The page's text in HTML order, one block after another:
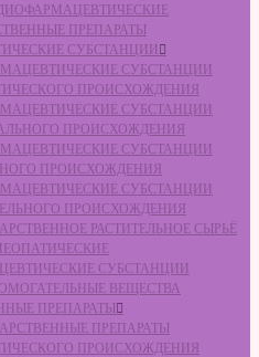
ПРЕПАРАТЫ
СУБСТАНЦИИ
СУБСТАНЦИИ
ПРОИСХОЖДЕНИЯ
СУБСТАНЦИИ
ПРОИСХОЖДЕНИЯ
СУБСТАНЦИИ
ПРОИСХОЖДЕНИЯ
СУБСТАНЦИИ
ПРОИСХОЖДЕНИЯ
РАСТИТЕЛЬНОЕ СЫРЬЁ
СУБСТАНЦИИ
ВЕЩЕСТВА
ПРЕПАРАТЫ
ПРЕПАРАТЫ
ПРОИСХОЖДЕНИЯ